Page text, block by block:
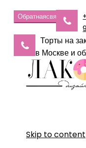
Обратнаясвязь
Торты на
в Москве и
Skip to content